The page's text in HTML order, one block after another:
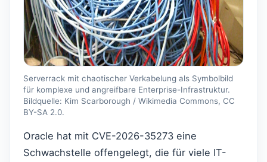
Serverrack mit chaotischer Verkabelung als Symbolbild
für komplexe und angreifbare Enterprise-Infrastruktur.
Bildquelle: Kim Scarborough / Wikimedia Commons, CC
BY-SA 2.0.
Oracle hat mit CVE-2026-35273 eine
Schwachstelle offengelegt, die für viele IT-